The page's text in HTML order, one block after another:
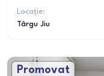
Locație:
Târgu Jiu
Promovat